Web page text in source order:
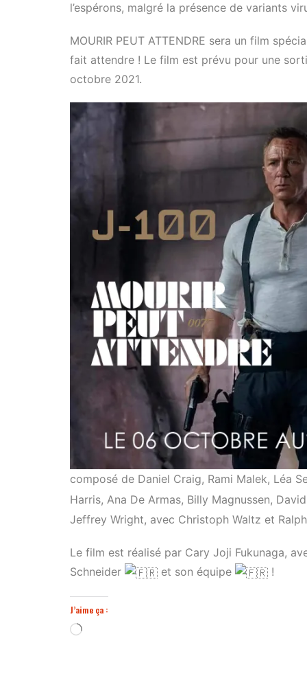
l’espérons, malgré la présence de variants
MOURIR PEUT ATTENDRE sera un film
fait attendre ! Le film est prévu pour une
octobre 2021.
composé de Daniel Craig, Rami Malek, Léa
Harris, Ana De Armas, Billy Magnussen,
Jeffrey Wright, avec Christoph Waltz et
Le film est réalisé par Cary Joji Fukunaga,
Schneider
et son équipe !
J’aime ça :
Chargement…